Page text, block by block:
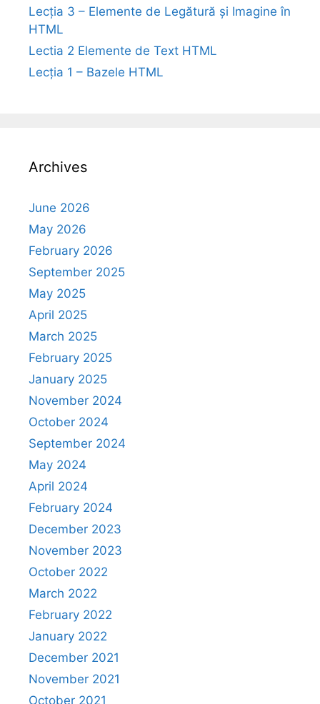
Lecția 3 – Elemente de Legătură și Imagine în
HTML
Lectia 2 Elemente de Text HTML
Lecția 1 – Bazele HTML
Archives
June 2026
May 2026
February 2026
September 2025
May 2025
April 2025
March 2025
February 2025
January 2025
November 2024
October 2024
September 2024
May 2024
April 2024
February 2024
December 2023
November 2023
October 2022
March 2022
February 2022
January 2022
December 2021
November 2021
October 2021